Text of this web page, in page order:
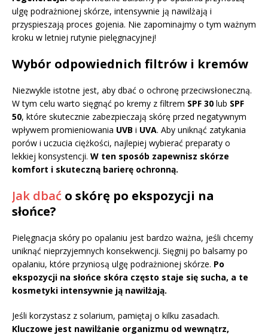
ulgę podrażnionej skórze, intensywnie ją nawilżają i
przyspieszają proces gojenia. Nie zapominajmy o tym ważnym
kroku w letniej rutynie pielęgnacyjnej!
Wybór odpowiednich filtrów i kremów
Niezwykle istotne jest, aby dbać o ochronę przeciwsłoneczną.
W tym celu warto sięgnąć po kremy z filtrem SPF 30 lub SPF
50, które skutecznie zabezpieczają skórę przed negatywnym
wpływem promieniowania UVB i UVA. Aby uniknąć zatykania
porów i uczucia ciężkości, najlepiej wybierać preparaty o
lekkiej konsystencji. W ten sposób zapewnisz skórze
komfort i skuteczną barierę ochronną.
Jak dbać o skórę po ekspozycji na
słońce?
Pielęgnacja skóry po opalaniu jest bardzo ważna, jeśli chcemy
uniknąć nieprzyjemnych konsekwencji. Sięgnij po balsamy po
opalaniu, które przyniosą ulgę podrażnionej skórze. Po
ekspozycji na słońce skóra często staje się sucha, a te
kosmetyki intensywnie ją nawilżają.
Jeśli korzystasz z solarium, pamiętaj o kilku zasadach.
Kluczowe jest nawilżanie organizmu od wewnątrz,